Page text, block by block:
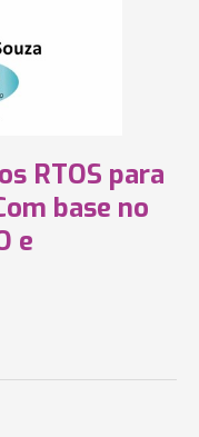
RTOS para
base no
e